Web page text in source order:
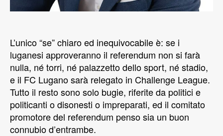
L’unico “se” chiaro ed inequivocabile è: se i
luganesi approveranno il referendum non si farà
nulla, né torri, né palazzetto dello sport, né stadio,
e il FC Lugano sarà relegato in Challenge League.
Tutto il resto sono solo bugie, riferite da politici e
politicanti o disonesti o impreparati, ed il comitato
promotore del referendum penso sia un buon
connubio d’entrambe.